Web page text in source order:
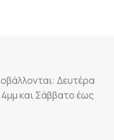
Δευτέρα
και Σάββατο έως